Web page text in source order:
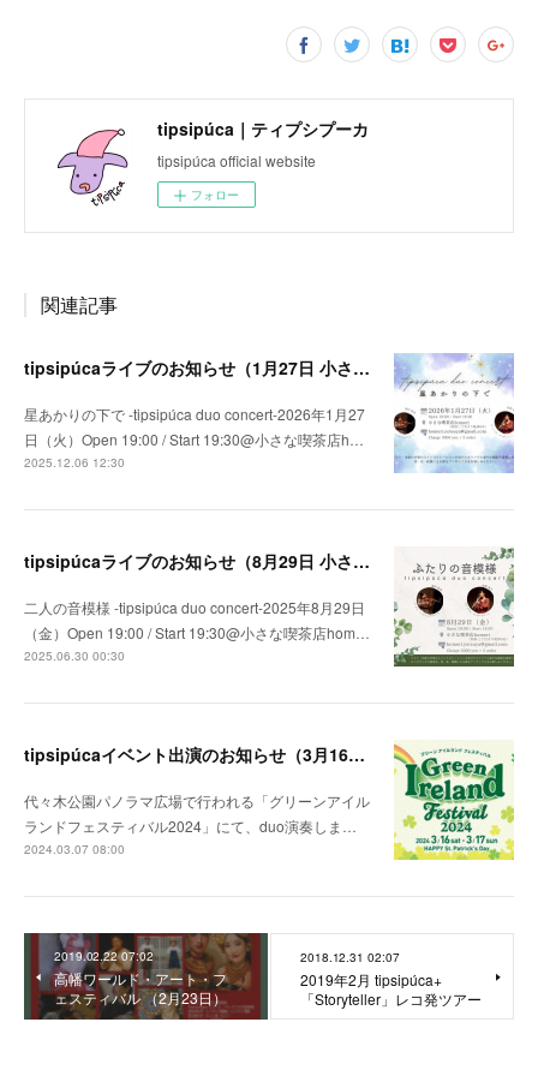
tipsipúca｜ティプシプーカ
tipsipúca official website
フォロー
関連記事
tipsipúcaライブのお知らせ（1月27日 小さな喫茶店homeri）
星あかりの下で -tipsipúca duo concert-2026年1月27
日（火）Open 19:00 / Start 19:30@小さな喫茶店h…
2025.12.06 12:30
tipsipúcaライブのお知らせ（8月29日 小さな喫茶店homeri）
二人の音模様 -tipsipúca duo concert-2025年8月29日
（金）Open 19:00 / Start 19:30@小さな喫茶店hom…
2025.06.30 00:30
tipsipúcaイベント出演のお知らせ（3月16日 グリーンアイルランドフェスティバル2024）
代々木公園パノラマ広場で行われる「グリーンアイル
ランドフェスティバル2024」にて、duo演奏しま…
2024.03.07 08:00
2019.02.22 07:02
高幡ワールド・アート・フ
ェスティバル （2月23日）
2018.12.31 02:07
2019年2月 tipsipúca+
「Storyteller」レコ発ツアー